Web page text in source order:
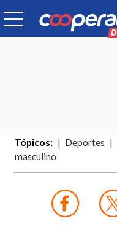
Tópicos: Deportes
masculino